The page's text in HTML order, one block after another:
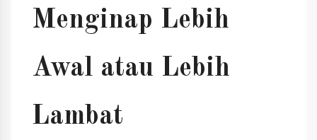
Menginap Lebih
Awal atau Lebih
Lambat